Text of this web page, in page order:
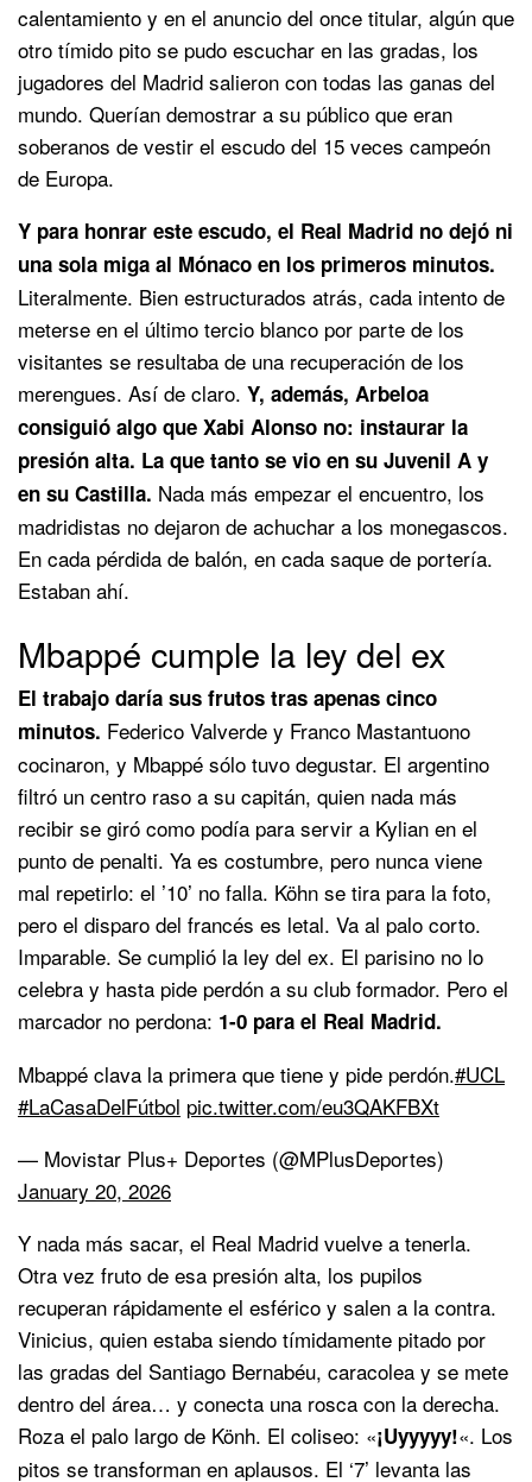
calentamiento y en el anuncio del once titular, algún que
otro tímido pito se pudo escuchar en las gradas, los
jugadores del Madrid salieron con todas las ganas del
mundo. Querían demostrar a su público que eran
soberanos de vestir el escudo del 15 veces campeón
de Europa.
Y para honrar este escudo, el Real Madrid no dejó ni
una sola miga al Mónaco en los primeros minutos.
Literalmente. Bien estructurados atrás, cada intento de
meterse en el último tercio blanco por parte de los
visitantes se resultaba de una recuperación de los
merengues. Así de claro. Y, además, Arbeloa
consiguió algo que Xabi Alonso no: instaurar la
presión alta. La que tanto se vio en su Juvenil A y
en su Castilla. Nada más empezar el encuentro, los
madridistas no dejaron de achuchar a los monegascos.
En cada pérdida de balón, en cada saque de portería.
Estaban ahí.
Mbappé cumple la ley del ex
El trabajo daría sus frutos tras apenas cinco
minutos. Federico Valverde y Franco Mastantuono
cocinaron, y Mbappé sólo tuvo degustar. El argentino
filtró un centro raso a su capitán, quien nada más
recibir se giró como podía para servir a Kylian en el
punto de penalti. Ya es costumbre, pero nunca viene
mal repetirlo: el ’10’ no falla. Köhn se tira para la foto,
pero el disparo del francés es letal. Va al palo corto.
Imparable. Se cumplió la ley del ex. El parisino no lo
celebra y hasta pide perdón a su club formador. Pero el
marcador no perdona: 1-0 para el Real Madrid.
Mbappé clava la primera que tiene y pide perdón.#UCL
#LaCasaDelFútbol pic.twitter.com/eu3QAKFBXt
— Movistar Plus+ Deportes (@MPlusDeportes)
January 20, 2026
Y nada más sacar, el Real Madrid vuelve a tenerla.
Otra vez fruto de esa presión alta, los pupilos
recuperan rápidamente el esférico y salen a la contra.
Vinicius, quien estaba siendo tímidamente pitado por
las gradas del Santiago Bernabéu, caracolea y se mete
dentro del área… y conecta una rosca con la derecha.
Roza el palo largo de Könh. El coliseo: «¡Uyyyyy!«. Los
pitos se transforman en aplausos. El ‘7’ levanta las